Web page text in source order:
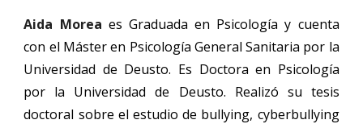
Aida Morea es Graduada en Psicología y cuenta
con el Máster en Psicología General Sanitaria por la
Universidad de Deusto. Es Doctora en Psicología
por la Universidad de Deusto. Realizó su tesis
doctoral sobre el estudio de bullying, cyberbullying